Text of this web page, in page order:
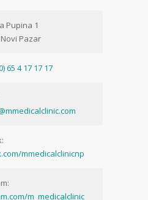
Pupina 1
Pazar
65 4 17 17 17
mmedicalclinicnp
m_medicalclinic